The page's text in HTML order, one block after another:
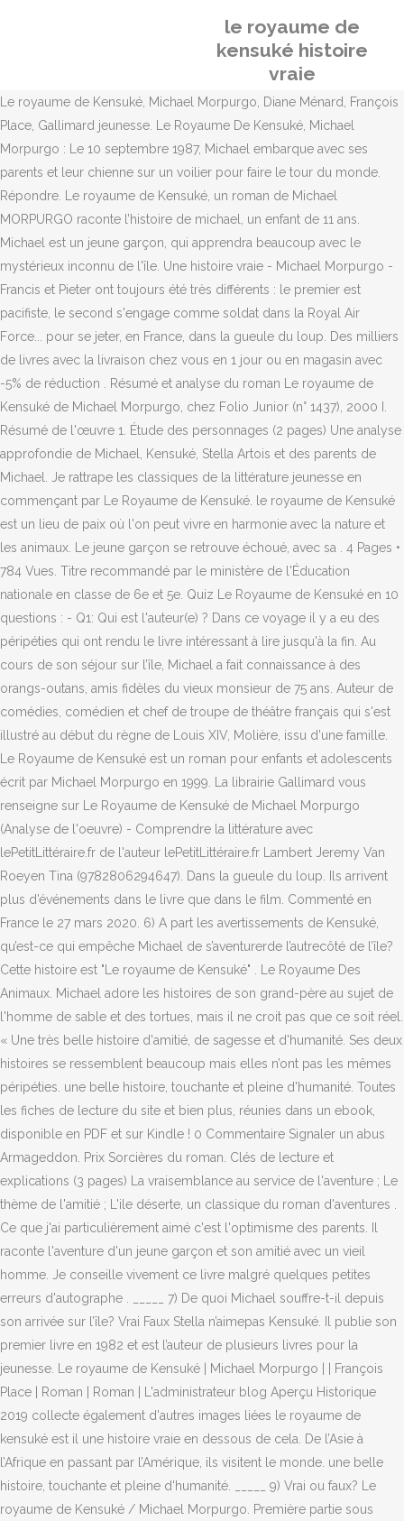
le royaume de
kensuké histoire
vraie
Le royaume de Kensuké, Michael Morpurgo, Diane Ménard, François
Place, Gallimard jeunesse. Le Royaume De Kensuké, Michael
Morpurgo : Le 10 septembre 1987, Michael embarque avec ses
parents et leur chienne sur un voilier pour faire le tour du monde.
Répondre. Le royaume de Kensuké, un roman de Michael
MORPURGO raconte l’histoire de michael, un enfant de 11 ans.
Michael est un jeune garçon, qui apprendra beaucoup avec le
mystérieux inconnu de l'île. Une histoire vraie - Michael Morpurgo -
Francis et Pieter ont toujours été très différents : le premier est
pacifiste, le second s'engage comme soldat dans la Royal Air
Force... pour se jeter, en France, dans la gueule du loup. Des milliers
de livres avec la livraison chez vous en 1 jour ou en magasin avec
-5% de réduction . Résumé et analyse du roman Le royaume de
Kensuké de Michael Morpurgo, chez Folio Junior (n° 1437), 2000 I.
Résumé de l'œuvre 1. Étude des personnages (2 pages) Une analyse
approfondie de Michael, Kensuké, Stella Artois et des parents de
Michael. Je rattrape les classiques de la littérature jeunesse en
commençant par Le Royaume de Kensuké. le royaume de Kensuké
est un lieu de paix où l'on peut vivre en harmonie avec la nature et
les animaux. Le jeune garçon se retrouve échoué, avec sa . 4 Pages •
784 Vues. Titre recommandé par le ministère de l'Éducation
nationale en classe de 6e et 5e. Quiz Le Royaume de Kensuké en 10
questions : - Q1: Qui est l'auteur(e) ? Dans ce voyage il y a eu des
péripéties qui ont rendu le livre intéressant à lire jusqu'à la fin. Au
cours de son séjour sur l’île, Michael a fait connaissance à des
orangs-outans, amis fidèles du vieux monsieur de 75 ans. Auteur de
comédies, comédien et chef de troupe de théâtre français qui s'est
illustré au début du règne de Louis XIV, Molière, issu d'une famille.
Le Royaume de Kensuké est un roman pour enfants et adolescents
écrit par Michael Morpurgo en 1999. La librairie Gallimard vous
renseigne sur Le Royaume de Kensuké de Michael Morpurgo
(Analyse de l'oeuvre) - Comprendre la littérature avec
lePetitLittéraire.fr de l'auteur lePetitLittéraire.fr Lambert Jeremy Van
Roeyen Tina (9782806294647). Dans la gueule du loup. Ils arrivent
plus d’événements dans le livre que dans le film. Commenté en
France le 27 mars 2020. 6) A part les avertissements de Kensuké,
qu’est-ce qui empêche Michael de s’aventurerde l’autrecôté de l’île?
Cette histoire est "Le royaume de Kensuké" . Le Royaume Des
Animaux. Michael adore les histoires de son grand-père au sujet de
l'homme de sable et des tortues, mais il ne croit pas que ce soit réel.
« Une très belle histoire d'amitié, de sagesse et d'humanité. Ses deux
histoires se ressemblent beaucoup mais elles n’ont pas les mêmes
péripéties. une belle histoire, touchante et pleine d'humanité. Toutes
les fiches de lecture du site et bien plus, réunies dans un ebook,
disponible en PDF et sur Kindle ! 0 Commentaire Signaler un abus
Armageddon. Prix Sorcières du roman. Clés de lecture et
explications (3 pages) La vraisemblance au service de l'aventure ; Le
thème de l'amitié ; L'ile déserte, un classique du roman d'aventures .
Ce que j'ai particulièrement aimé c'est l'optimisme des parents. Il
raconte l'aventure d'un jeune garçon et son amitié avec un vieil
homme. Je conseille vivement ce livre malgré quelques petites
erreurs d'autographe . _____ 7) De quoi Michael souffre-t-il depuis
son arrivée sur l’île? Vrai Faux Stella n’aimepas Kensuké. Il publie son
premier livre en 1982 et est l’auteur de plusieurs livres pour la
jeunesse. Le royaume de Kensuké | Michael Morpurgo | | François
Place | Roman | Roman | L'administrateur blog Aperçu Historique
2019 collecte également d'autres images liées le royaume de
kensuké est il une histoire vraie en dessous de cela. De l’Asie à
l’Afrique en passant par l’Amérique, ils visitent le monde. une belle
histoire, touchante et pleine d'humanité. _____ 9) Vrai ou faux? Le
royaume de Kensuké / Michael Morpurgo. Première partie sous